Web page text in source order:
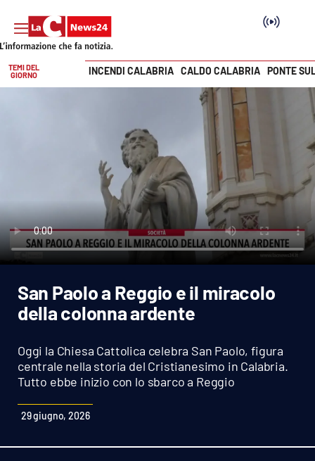
Attualità
Economia e lavoro
Italia Mondo
Sport
Vai
TEMI DEL
GIORNO
INCENDI CALABRIA CALDO CALABRIA PONTE
San Paolo a Reggio e il miracolo
della colonna ardente
Oggi la Chiesa Cattolica celebra San Paolo, figura
centrale nella storia del Cristianesimo in Calabria.
Tutto ebbe inizio con lo sbarco a Reggio
29 giugno, 2026